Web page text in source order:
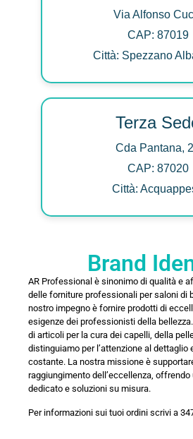
Via Alfonso
CAP: 87019
Città: Spezzano
Terza
Cda Pantana,
CAP: 87020
Città:
Brand
AR Professional è sinonimo di qualità e
delle forniture professionali per saloni di
nostro impegno è fornire prodotti di
esigenze dei professionisti della
di articoli per la cura dei capelli, della
distinguiamo per l’attenzione al dettaglio
costante. La nostra missione è
raggiungimento dell’eccellenza,
dedicato e soluzioni su misura.
Per informazioni sui tuoi ordini scrivi a